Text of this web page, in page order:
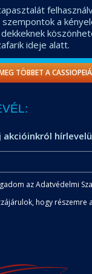
a
ideje alatt.
TÖBBET A
akcióinkról
az Adatvédelmi
hogy részemre